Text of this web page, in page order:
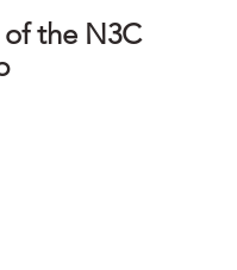
the N3C